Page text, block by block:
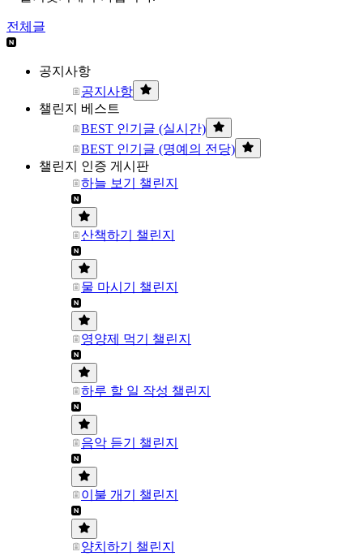
전체글
공지사항
공지사항
챌린지 베스트
BEST 인기글 (실시간)
BEST 인기글 (명예의 전당)
챌린지 인증 게시판
하늘 보기 챌린지
산책하기 챌린지
물 마시기 챌린지
영양제 먹기 챌린지
하루 할 일 작성 챌린지
음악 듣기 챌린지
이불 개기 챌린지
양치하기 챌린지